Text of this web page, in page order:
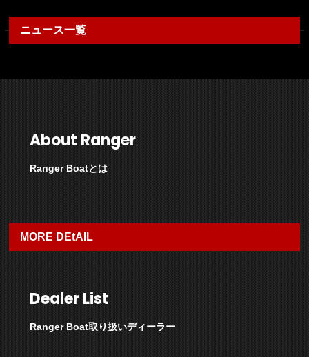
ニュース一覧
About Ranger
Ranger Boatとは
MORE DEtAIL
Dealer List
Ranger Boat取り扱いディーラー